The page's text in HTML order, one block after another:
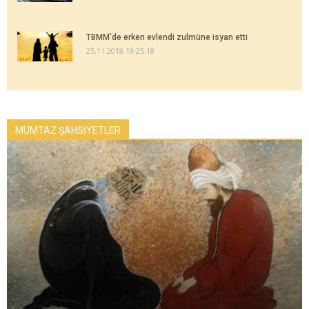
TBMM'de erken evlendi zulmüne isyan etti
25.11.2018 19:25:18
MÜMTAZ ŞAHSİYETLER